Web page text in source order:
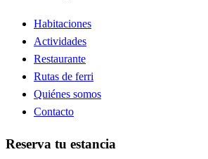
Habitaciones
Actividades
Restaurante
Rutas de ferri
Quiénes somos
Contacto
Reserva tu estancia